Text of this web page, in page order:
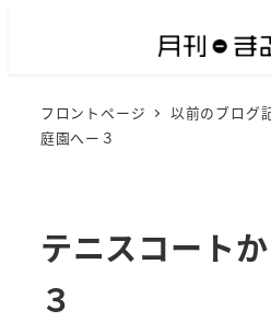
フロントページ 以前のブログ
庭園へー３
テニスコート
３